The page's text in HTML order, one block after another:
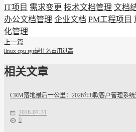
IT项目 需求变更 技术文档管理 文档
办公文档管理 企业文档 PM工程项目
化管理
上一篇
linux cpu sys是什么占用过高
相关文章
CRM落地最后一公里：2026年8款客户管理系
2026-07-31
9